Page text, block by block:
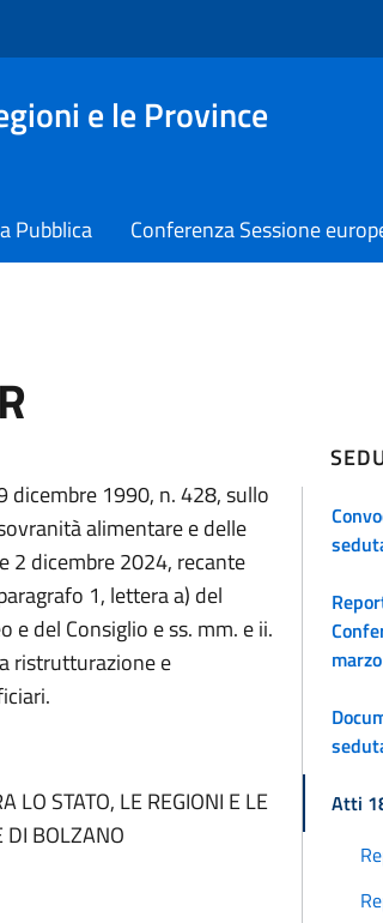
e le Province
Pubblica Conferenza Sessione
dicembre 1990, n. 428, sullo
alimentare e delle
2 dicembre 2024, recante
1, lettera a) del
del Consiglio e ss. mm. e ii.
ristrutturazione e
LO STATO, LE REGIONI E LE
DI BOLZANO
Atti